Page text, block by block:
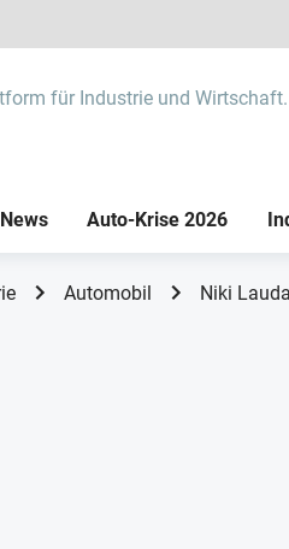
für Industrie und
Auto-Krise 2026
Automobil Niki